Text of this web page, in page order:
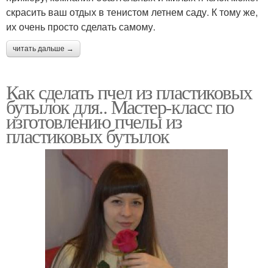
скрасить ваш отдых в тенистом летнем саду. К тому же,
их очень просто сделать самому.
читать дальше →
Как сделать пчел из пластиковых
бутылок для.. Мастер-класс по
изготовлению пчелы из
пластиковых бутылок